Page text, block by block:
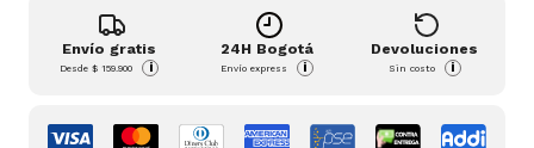
Envío gratis
Desde$ 159.900 i
24H Bogotá
Envío express i
Devoluciones
Sin costo i